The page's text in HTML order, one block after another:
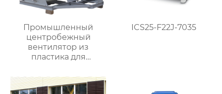
Промышленный
центробежный
вентилятор из
пластика для
ICS25-F22J-7035